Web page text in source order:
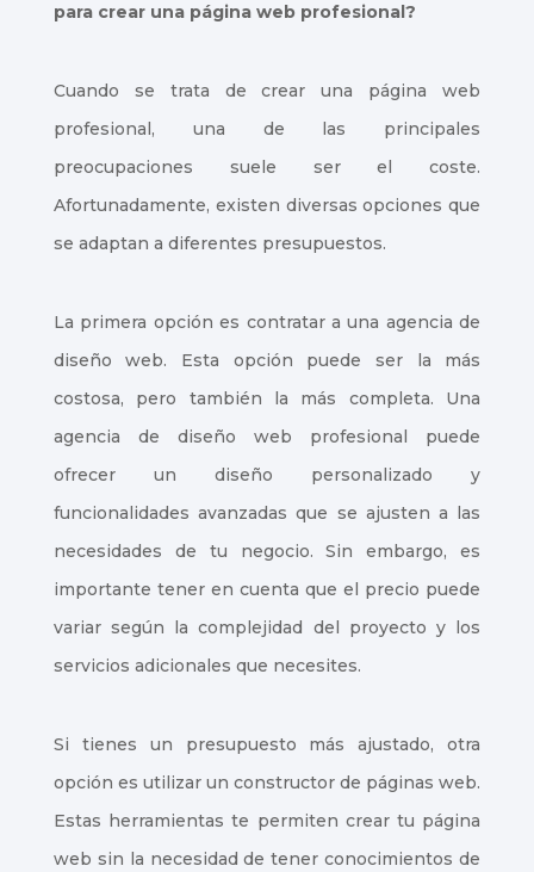
para crear una página web profesional?
Cuando se trata de crear una página web
profesional, una de las principales
preocupaciones suele ser el coste.
Afortunadamente, existen diversas opciones que
se adaptan a diferentes presupuestos.
La primera opción es contratar a una agencia de
diseño web. Esta opción puede ser la más
costosa, pero también la más completa. Una
agencia de diseño web profesional puede
ofrecer un diseño personalizado y
funcionalidades avanzadas que se ajusten a las
necesidades de tu negocio. Sin embargo, es
importante tener en cuenta que el precio puede
variar según la complejidad del proyecto y los
servicios adicionales que necesites.
Si tienes un presupuesto más ajustado, otra
opción es utilizar un constructor de páginas web.
Estas herramientas te permiten crear tu página
web sin la necesidad de tener conocimientos de